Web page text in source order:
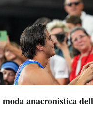
moda anacronistica